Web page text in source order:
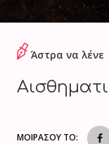
Άστρα να λένε
ΜΟΙΡΑΣΟΥ ΤΟ: